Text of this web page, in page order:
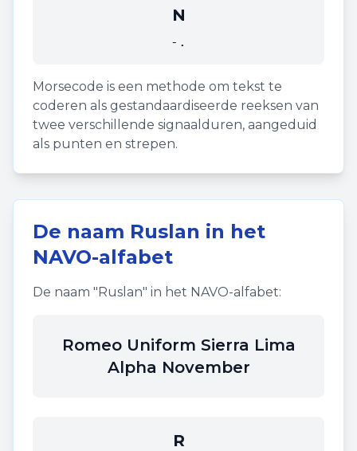
N
-.
Morsecode is een methode om tekst te
coderen als gestandaardiseerde reeksen van
twee verschillende signaalduren, aangeduid
als punten en strepen.
De naam Ruslan in het
NAVO-alfabet
De naam "Ruslan" in het NAVO-alfabet:
Romeo Uniform Sierra Lima
Alpha November
R